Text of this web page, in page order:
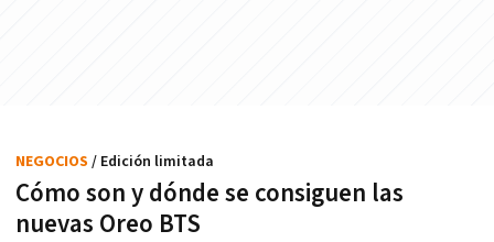
Cómo son y dónde se consiguen las
nuevas Oreo BTS
NEGOCIOS / Edición limitada